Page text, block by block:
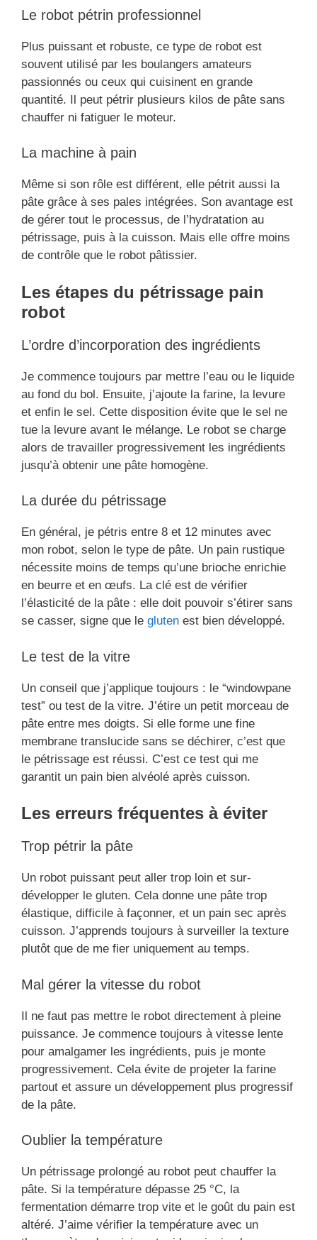
Le robot pétrin professionnel
Plus puissant et robuste, ce type de robot est
souvent utilisé par les boulangers amateurs
passionnés ou ceux qui cuisinent en grande
quantité. Il peut pétrir plusieurs kilos de pâte sans
chauffer ni fatiguer le moteur.
La machine à pain
Même si son rôle est différent, elle pétrit aussi la
pâte grâce à ses pales intégrées. Son avantage est
de gérer tout le processus, de l’hydratation au
pétrissage, puis à la cuisson. Mais elle offre moins
de contrôle que le robot pâtissier.
Les étapes du pétrissage pain
robot
L’ordre d’incorporation des ingrédients
Je commence toujours par mettre l’eau ou le liquide
au fond du bol. Ensuite, j’ajoute la farine, la levure
et enfin le sel. Cette disposition évite que le sel ne
tue la levure avant le mélange. Le robot se charge
alors de travailler progressivement les ingrédients
jusqu’à obtenir une pâte homogène.
La durée du pétrissage
En général, je pétris entre 8 et 12 minutes avec
mon robot, selon le type de pâte. Un pain rustique
nécessite moins de temps qu’une brioche enrichie
en beurre et en œufs. La clé est de vérifier
l’élasticité de la pâte : elle doit pouvoir s’étirer sans
se casser, signe que le gluten est bien développé.
Le test de la vitre
Un conseil que j’applique toujours : le “windowpane
test” ou test de la vitre. J’étire un petit morceau de
pâte entre mes doigts. Si elle forme une fine
membrane translucide sans se déchirer, c’est que
le pétrissage est réussi. C’est ce test qui me
garantit un pain bien alvéolé après cuisson.
Les erreurs fréquentes à éviter
Trop pétrir la pâte
Un robot puissant peut aller trop loin et sur-
développer le gluten. Cela donne une pâte trop
élastique, difficile à façonner, et un pain sec après
cuisson. J’apprends toujours à surveiller la texture
plutôt que de me fier uniquement au temps.
Mal gérer la vitesse du robot
Il ne faut pas mettre le robot directement à pleine
puissance. Je commence toujours à vitesse lente
pour amalgamer les ingrédients, puis je monte
progressivement. Cela évite de projeter la farine
partout et assure un développement plus progressif
de la pâte.
Oublier la température
Un pétrissage prolongé au robot peut chauffer la
pâte. Si la température dépasse 25 °C, la
fermentation démarre trop vite et le goût du pain est
altéré. J’aime vérifier la température avec un